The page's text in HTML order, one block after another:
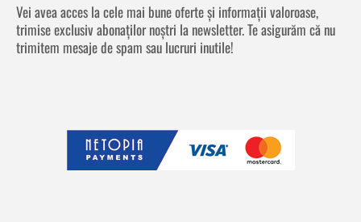
Vei avea acces la cele mai bune oferte și informații valoroase,
trimise exclusiv abonaților noștri la newsletter. Te asigurăm că nu
trimitem mesaje de spam sau lucruri inutile!